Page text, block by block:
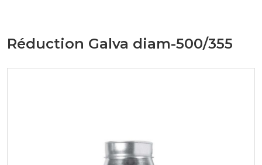
Réduction Galva diam-500/355